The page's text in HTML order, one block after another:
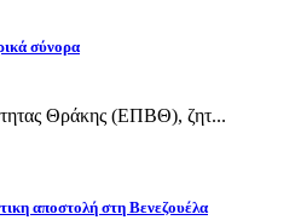
σύνορα
Θράκης (ΕΠΒΘ), ζητ...
αποστολή στη Βενεζουέλα